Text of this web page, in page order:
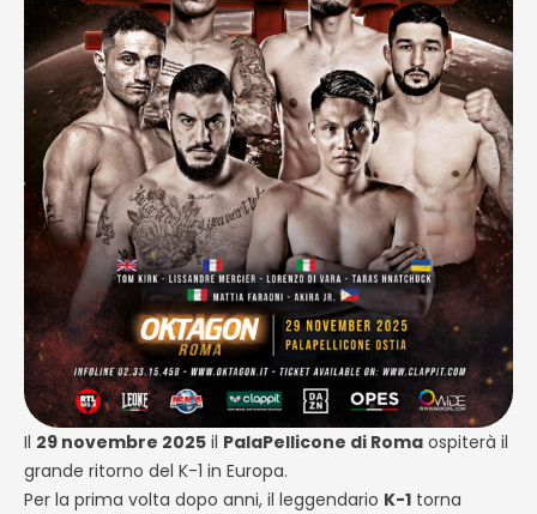
Il 29 novembre 2025 il PalaPellicone di Roma ospiterà il
grande ritorno del K-1 in Europa.
Per la prima volta dopo anni, il leggendario K-1 torna